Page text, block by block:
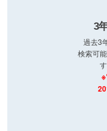
3
過去3
検索可